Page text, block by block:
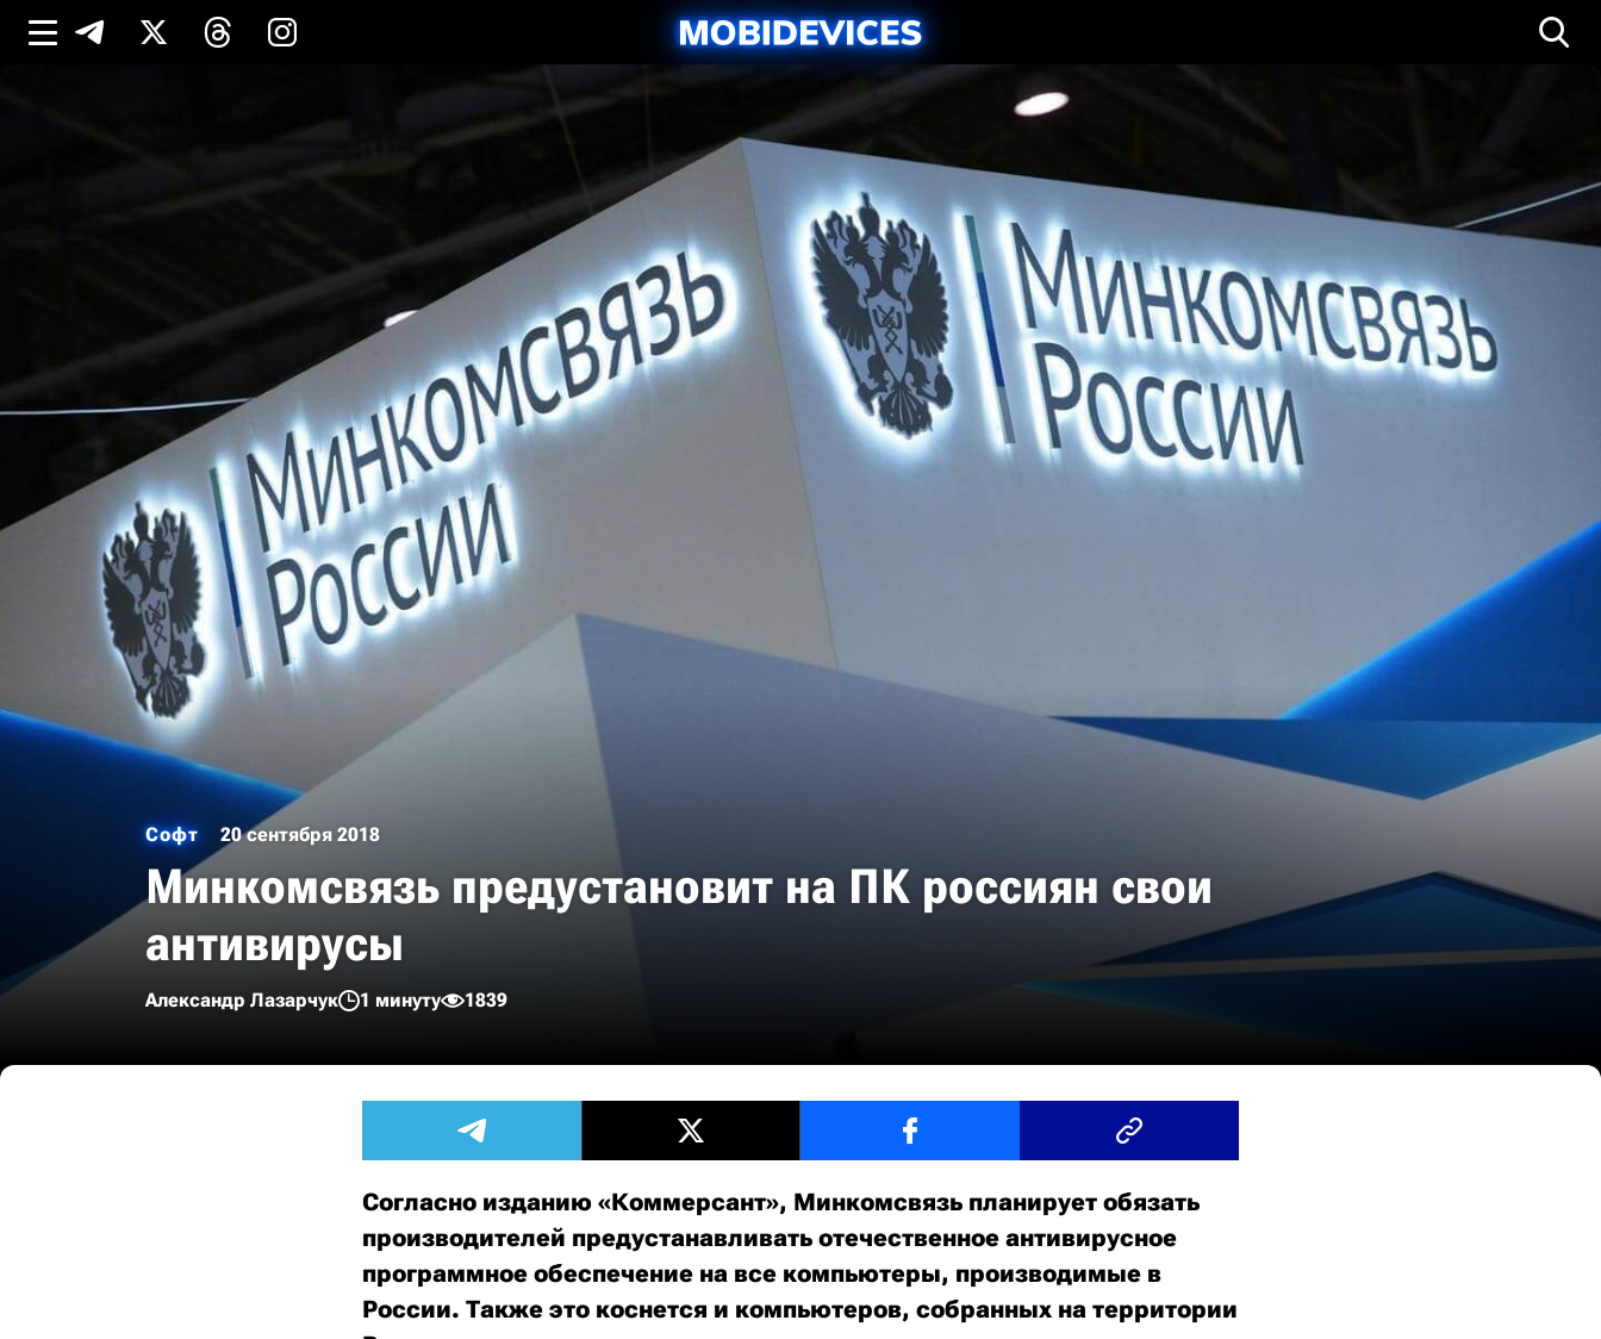
Софт 20 сентября 2018
Минкомсвязь предустановит на ПК россиян свои
антивирусы
Александр Лазарчук 1 минуту 1839
Согласно изданию «Коммерсант», Минкомсвязь планирует обязать
производителей предустанавливать отечественное антивирусное
программное обеспечение на все компьютеры, производимые в
России. Также это коснется и компьютеров, собранных на территории